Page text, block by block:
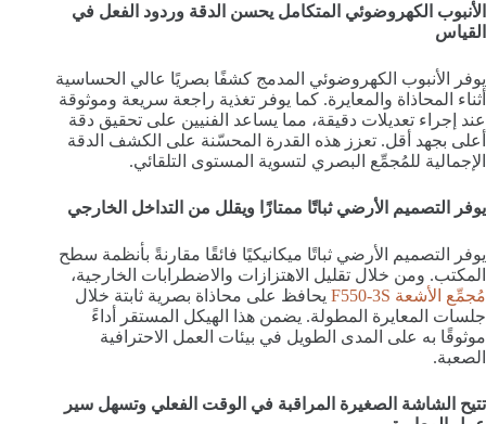
الأنبوب الكهروضوئي المتكامل يحسن الدقة وردود الفعل في
القياس
يوفر الأنبوب الكهروضوئي المدمج كشفًا بصريًا عالي الحساسية
أثناء المحاذاة والمعايرة. كما يوفر تغذية راجعة سريعة وموثوقة
عند إجراء تعديلات دقيقة، مما يساعد الفنيين على تحقيق دقة
أعلى بجهد أقل. تعزز هذه القدرة المحسّنة على الكشف الدقة
الإجمالية للمُجمِّع البصري لتسوية المستوى التلقائي.
يوفر التصميم الأرضي ثباتًا ممتازًا ويقلل من التداخل الخارجي
يوفر التصميم الأرضي ثباتًا ميكانيكيًا فائقًا مقارنةً بأنظمة سطح
المكتب. ومن خلال تقليل الاهتزازات والاضطرابات الخارجية،
مُجمِّع الأشعة F550-3S
يحافظ على محاذاة بصرية ثابتة خلال
جلسات المعايرة المطولة. يضمن هذا الهيكل المستقر أداءً
موثوقًا به على المدى الطويل في بيئات العمل الاحترافية
الصعبة.
تتيح الشاشة الصغيرة المراقبة في الوقت الفعلي وتسهل سير